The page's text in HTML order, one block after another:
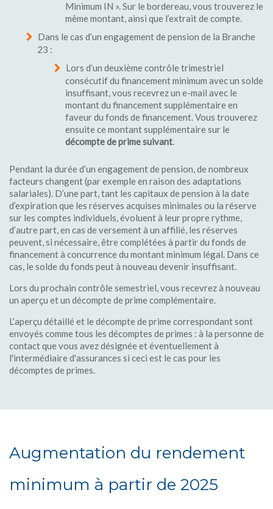
Minimum IN ». Sur le bordereau, vous trouverez le
même montant, ainsi que l’extrait de compte.
Dans le cas d’un engagement de pension de la Branche
23 :
Lors d’un deuxième contrôle trimestriel
consécutif du financement minimum avec un solde
insuffisant, vous recevrez un e-mail avec le
montant du financement supplémentaire en
faveur du fonds de financement. Vous trouverez
ensuite ce montant supplémentaire sur le
décompte de prime suivant.
Pendant la durée d’un engagement de pension, de nombreux
facteurs changent (par exemple en raison des adaptations
salariales). D’une part, tant les capitaux de pension à la date
d’expiration que les réserves acquises minimales ou la réserve
sur les comptes individuels, évoluent à leur propre rythme,
d’autre part, en cas de versement à un affilié, les réserves
peuvent, si nécessaire, être complétées à partir du fonds de
financement à concurrence du montant minimum légal. Dans ce
cas, le solde du fonds peut à nouveau devenir insuffisant.
Lors du prochain contrôle semestriel, vous recevrez à nouveau
un aperçu et un décompte de prime complémentaire.
L’aperçu détaillé et le décompte de prime correspondant sont
envoyés comme tous les décomptes de primes : à la personne de
contact que vous avez désignée et éventuellement à
l'intermédiaire d'assurances si ceci est le cas pour les
décomptes de primes.
Augmentation du rendement
minimum à partir de 2025